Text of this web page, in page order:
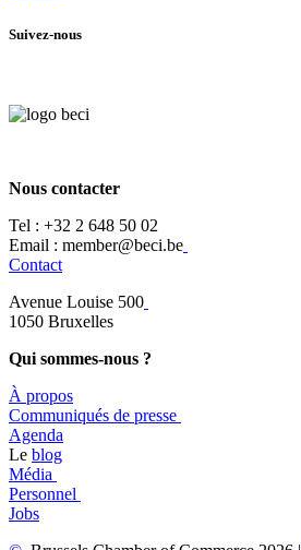
Suivez-nous
Nous contacter
Tel : +32 2 648 50 02​
​​Email : member@beci.be
Contact
Avenue Louise 500
​1050 Bruxelles
Qui sommes-nous ?
À propos
​​Communiqués de presse
​Agenda
​​Le blog
​Média
Personnel
Jobs